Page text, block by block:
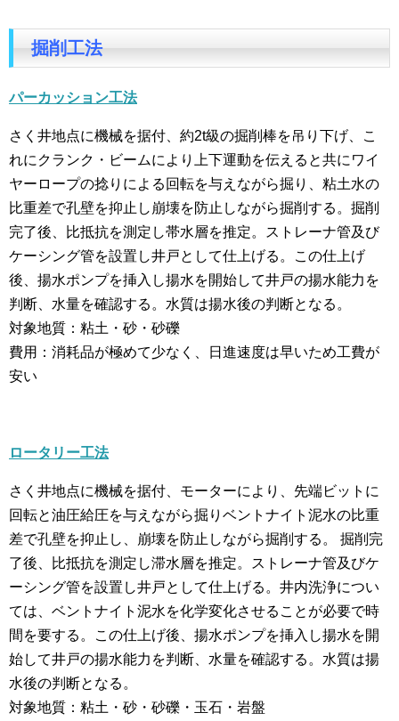
掘削工法
パーカッション工法
さく井地点に機械を据付、約2t級の掘削棒を吊り下げ、こ
れにクランク・ビームにより上下運動を伝えると共にワイ
ヤーロープの捻りによる回転を与えながら掘り、粘土水の
比重差で孔壁を抑止し崩壊を防止しながら掘削する。掘削
完了後、比抵抗を測定し帯水層を推定。ストレーナ管及び
ケーシング管を設置し井戸として仕上げる。この仕上げ
後、揚水ポンプを挿入し揚水を開始して井戸の揚水能力を
判断、水量を確認する。水質は揚水後の判断となる。
対象地質：粘土・砂・砂礫
費用：消耗品が極めて少なく、日進速度は早いため工費が
安い
ロータリー工法
さく井地点に機械を据付、モーターにより、先端ビットに
回転と油圧給圧を与えながら掘りベントナイト泥水の比重
差で孔壁を抑止し、崩壊を防止しながら掘削する。 掘削完
了後、比抵抗を測定し滞水層を推定。ストレーナ管及びケ
ーシング管を設置し井戸として仕上げる。井内洗浄につい
ては、ベントナイト泥水を化学変化させることが必要で時
間を要する。この仕上げ後、揚水ポンプを挿入し揚水を開
始して井戸の揚水能力を判断、水量を確認する。水質は揚
水後の判断となる。
対象地質：粘土・砂・砂礫・玉石・岩盤